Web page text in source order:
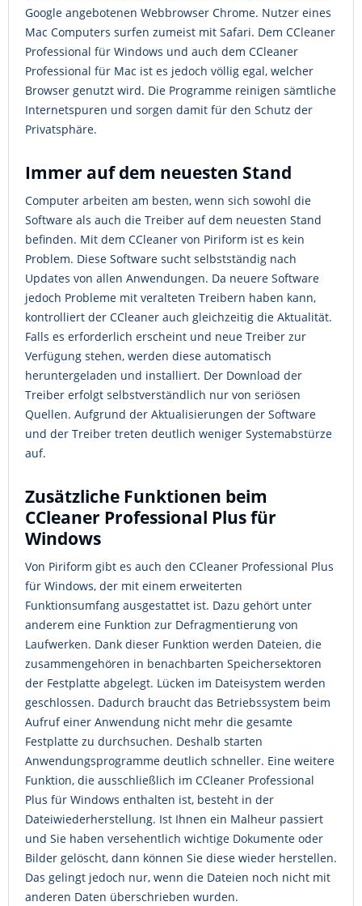
Google angebotenen Webbrowser Chrome. Nutzer eines
Mac Computers surfen zumeist mit Safari. Dem CCleaner
Professional für Windows und auch dem CCleaner
Professional für Mac ist es jedoch völlig egal, welcher
Browser genutzt wird. Die Programme reinigen sämtliche
Internetspuren und sorgen damit für den Schutz der
Privatsphäre.
Immer auf dem neuesten Stand
Computer arbeiten am besten, wenn sich sowohl die
Software als auch die Treiber auf dem neuesten Stand
befinden. Mit dem CCleaner von Piriform ist es kein
Problem. Diese Software sucht selbstständig nach
Updates von allen Anwendungen. Da neuere Software
jedoch Probleme mit veralteten Treibern haben kann,
kontrolliert der CCleaner auch gleichzeitig die Aktualität.
Falls es erforderlich erscheint und neue Treiber zur
Verfügung stehen, werden diese automatisch
heruntergeladen und installiert. Der Download der
Treiber erfolgt selbstverständlich nur von seriösen
Quellen. Aufgrund der Aktualisierungen der Software
und der Treiber treten deutlich weniger Systemabstürze
auf.
Zusätzliche Funktionen beim
CCleaner Professional Plus für
Windows
Von Piriform gibt es auch den CCleaner Professional Plus
für Windows, der mit einem erweiterten
Funktionsumfang ausgestattet ist. Dazu gehört unter
anderem eine Funktion zur Defragmentierung von
Laufwerken. Dank dieser Funktion werden Dateien, die
zusammengehören in benachbarten Speichersektoren
der Festplatte abgelegt. Lücken im Dateisystem werden
geschlossen. Dadurch braucht das Betriebssystem beim
Aufruf einer Anwendung nicht mehr die gesamte
Festplatte zu durchsuchen. Deshalb starten
Anwendungsprogramme deutlich schneller. Eine weitere
Funktion, die ausschließlich im CCleaner Professional
Plus für Windows enthalten ist, besteht in der
Dateiwiederherstellung. Ist Ihnen ein Malheur passiert
und Sie haben versehentlich wichtige Dokumente oder
Bilder gelöscht, dann können Sie diese wieder herstellen.
Das gelingt jedoch nur, wenn die Dateien noch nicht mit
anderen Daten überschrieben wurden.